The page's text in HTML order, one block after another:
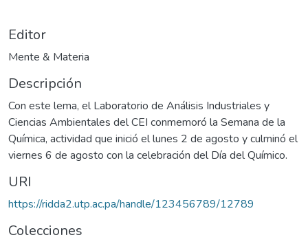
Editor
Mente & Materia
Descripción
Con este lema, el Laboratorio de Análisis Industriales y
Ciencias Ambientales del CEI conmemoró la Semana de la
Química, actividad que inició el lunes 2 de agosto y culminó el
viernes 6 de agosto con la celebración del Día del Químico.
URI
https://ridda2.utp.ac.pa/handle/123456789/12789
Colecciones